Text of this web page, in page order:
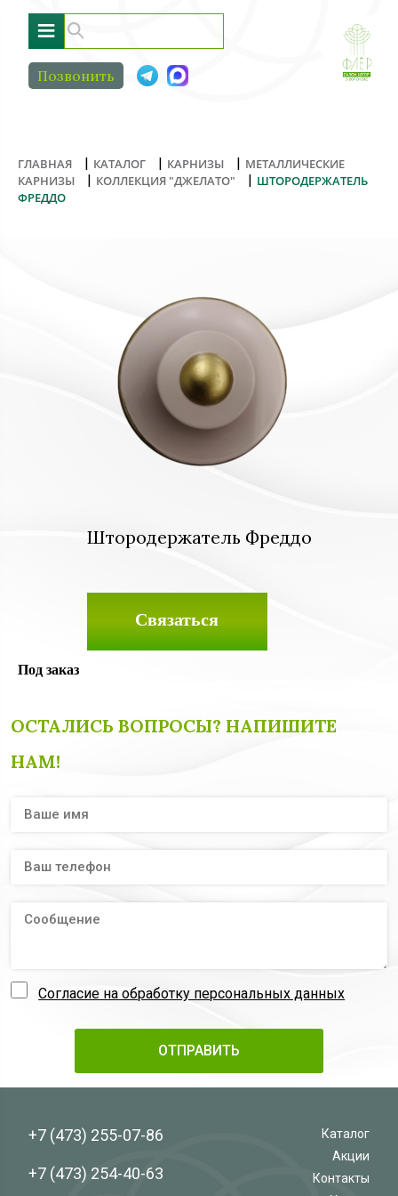
≡
Позвонить
ГЛАВНАЯ | КАТАЛОГ | КАРНИЗЫ | МЕТАЛЛИЧЕСКИЕ
КАРНИЗЫ
| КОЛЛЕКЦИЯ "ДЖЕЛАТО" | ШТОРОДЕРЖАТЕЛЬ
ФРЕДДО
Штородержатель Фреддо
Связаться
Под заказ
ОСТАЛИСЬ ВОПРОСЫ? НАПИШИТЕ
НАМ!
Согласие на обработку персональных данных
+7 (473) 255-07-86
+7 (473) 254-40-63
Каталог
Акции
Контакты